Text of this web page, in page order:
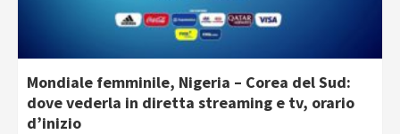
Mondiale femminile, Nigeria – Corea del Sud:
dove vederla in diretta streaming e tv, orario
d’inizio